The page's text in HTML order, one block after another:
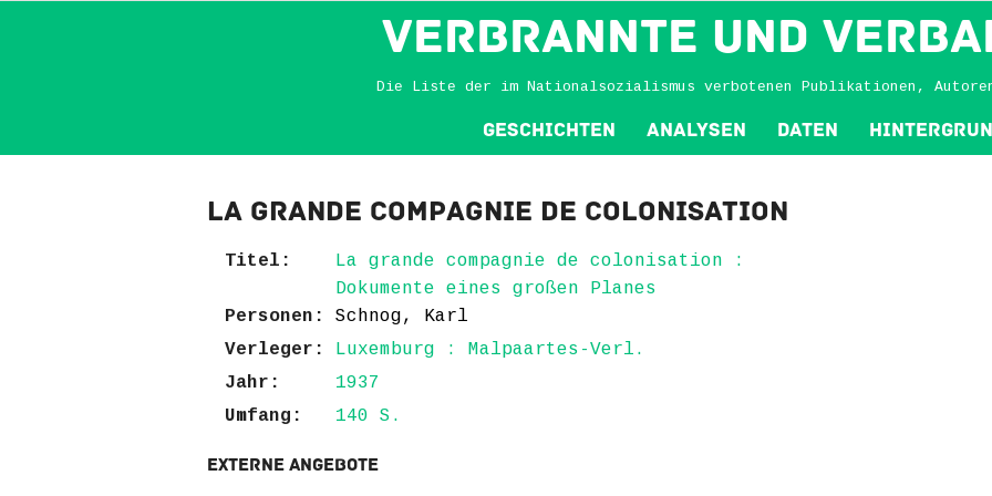
VERBRANNTE und
Die Liste der im Nationalsozialismus verbotenen Publikationen,
Geschichten Analysen Daten
La grande compagnie de colonisation
Titel:
La grande compagnie de colonisation :
Dokumente eines großen Planes
Personen:
Schnog, Karl
Verleger:
Luxemburg : Malpaartes-Verl.
Jahr:
1937
Umfang:
140 S.
Externe Angebote